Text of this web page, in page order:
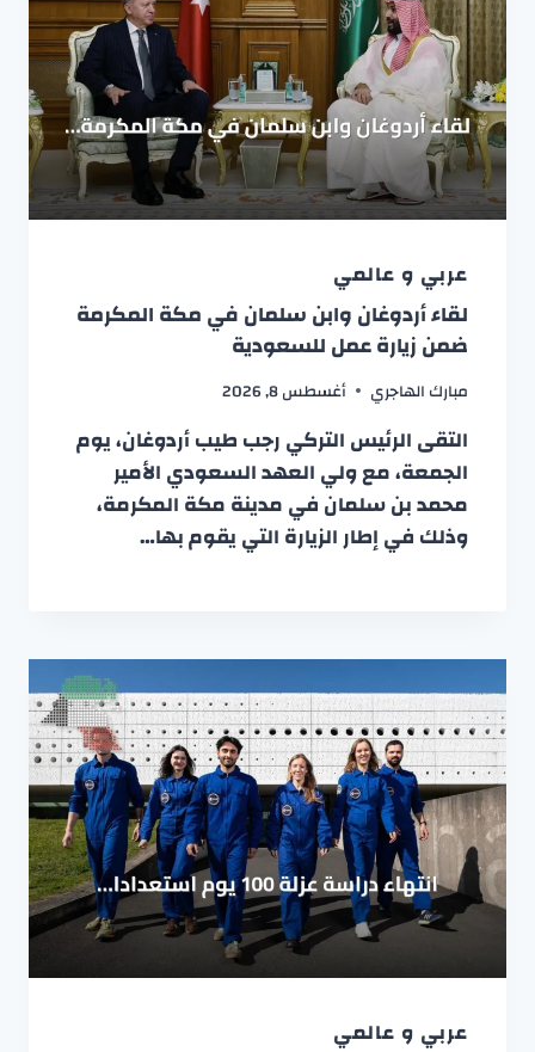
عربي و عالمي
لقاء أردوغان وابن سلمان في مكة المكرمة
ضمن زيارة عمل للسعودية
مبارك الهاجري أغسطس 8, 2026
التقى الرئيس التركي رجب طيب أردوغان، يوم
الجمعة، مع ولي العهد السعودي الأمير
محمد بن سلمان في مدينة مكة المكرمة،
وذلك في إطار الزيارة التي يقوم بها…
عربي و عالمي